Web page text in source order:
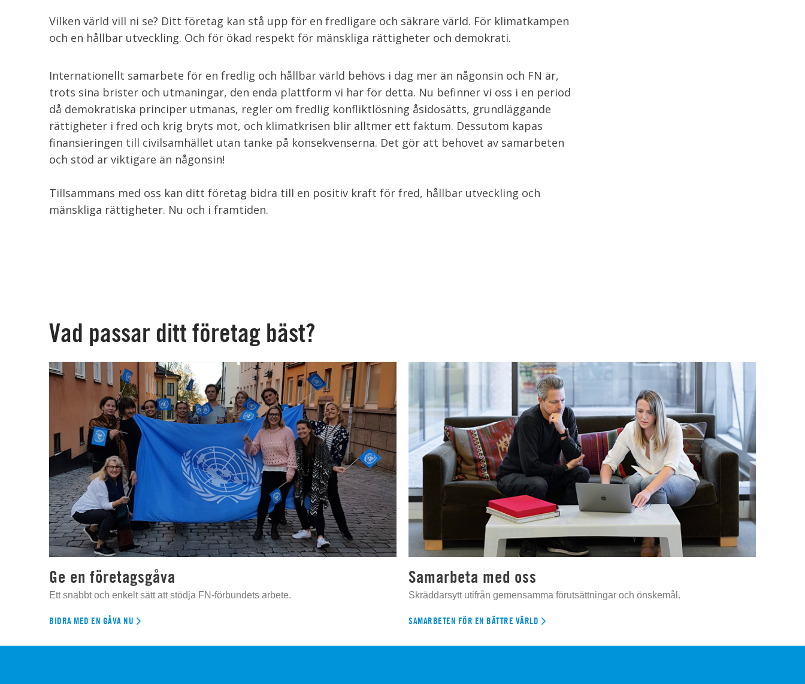
Vilken värld vill ni se? Ditt företag kan stå upp för en fredligare och säkrare värld. För klimatkampen
och en hållbar utveckling. Och för ökad respekt för mänskliga rättigheter och demokrati.
Internationellt samarbete för en fredlig och hållbar värld behövs i dag mer än någonsin och FN är,
trots sina brister och utmaningar, den enda plattform vi har för detta. Nu befinner vi oss i en period
då demokratiska principer utmanas, regler om fredlig konfliktlösning åsidosätts, grundläggande
rättigheter i fred och krig bryts mot, och klimatkrisen blir alltmer ett faktum. Dessutom kapas
finansieringen till civilsamhället utan tanke på konsekvenserna. Det gör att behovet av samarbeten
och stöd är viktigare än någonsin!
Tillsammans med oss kan ditt företag bidra till en positiv kraft för fred, hållbar utveckling och
mänskliga rättigheter. Nu och i framtiden.
Vad passar ditt företag bäst?
Ge en företagsgåva
Ett snabbt och enkelt sätt att stödja FN-förbundets arbete.
BIDRA MED EN GÅVA NU
Samarbeta med oss
Skräddarsytt utifrån gemensamma förutsättningar och önskemål.
SAMARBETEN FÖR EN BÄTTRE VÄRLD